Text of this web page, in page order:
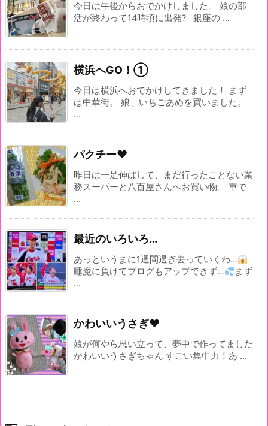
今日は午後からおでかけしました。 娘の部
活が終わって14時頃に出発? 銀座の ...
横浜へGO！①
今日は横浜へおでかけしてきました！ まず
は中華街。 娘、いちごあめを買いました。
...
パクチー♥️
昨日は一足伸ばして、まだ行ったことない業
務スーパーと八百屋さんへお買い物。 車で
...
最近のいろいろ…
あっというまに1週間過ぎ去っていくわ…
睡魔に負けてブログもアップできず…
まず
...
かわいいうさぎ♥
娘が何やら思い立って、夢中で作ってました
かわいいうさぎちゃん すごい集中力！あ ...